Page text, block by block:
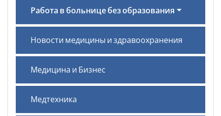
Работа в больнице без образования
Новости медицины и здравоохранения
Медицина и Бизнес
Медтехника